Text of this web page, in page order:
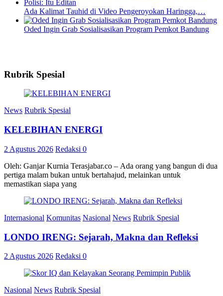
Ada Kalimat Tauhid di Video Pengeroyokan Haringga,…
Oded Ingin Grab Sosialisasikan Program Pemkot Bandung
Rubrik Spesial
News Rubrik Spesial
KELEBIHAN ENERGI
2 Agustus 2026 Redaksi 0
Oleh: Ganjar Kurnia Terasjabar.co – Ada orang yang bangun di dua
pertiga malam bukan untuk bertahajud, melainkan untuk
memastikan siapa yang
Internasional Komunitas Nasional News Rubrik Spesial
LONDO IRENG: Sejarah, Makna dan Refleksi
2 Agustus 2026 Redaksi 0
Nasional News Rubrik Spesial